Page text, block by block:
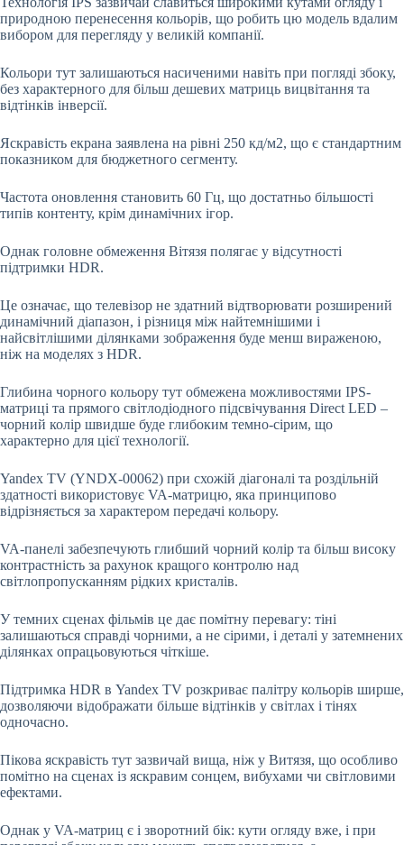
природною перенесення кольорів, що робить цю модель вдалим
вибором для перегляду у великій компанії.
Кольори тут залишаються насиченими навіть при погляді збоку,
без характерного для більш дешевих матриць вицвітання та
відтінків інверсії.
Яскравість екрана заявлена на рівні 250 кд/м2, що є стандартним
показником для бюджетного сегменту.
Частота оновлення становить 60 Гц, що достатньо більшості
типів контенту, крім динамічних ігор.
Однак головне обмеження Вітязя полягає у відсутності
підтримки HDR.
Це означає, що телевізор не здатний відтворювати розширений
динамічний діапазон, і різниця між найтемнішими і
найсвітлішими ділянками зображення буде менш вираженою,
ніж на моделях з HDR.
Глибина чорного кольору тут обмежена можливостями IPS-
матриці та прямого світлодіодного підсвічування Direct LED –
чорний колір швидше буде глибоким темно-сірим, що
характерно для цієї технології.
Yandex TV (YNDX-00062) при схожій діагоналі та роздільній
здатності використовує VA-матрицю, яка принципово
відрізняється за характером передачі кольору.
VA-панелі забезпечують глибший чорний колір та більш високу
контрастність за рахунок кращого контролю над
світлопропусканням рідких кристалів.
У темних сценах фільмів це дає помітну перевагу: тіні
залишаються справді чорними, а не сірими, і деталі у затемнених
ділянках опрацьовуються чіткіше.
Підтримка HDR в Yandex TV розкриває палітру кольорів ширше,
дозволяючи відображати більше відтінків у світлах і тінях
одночасно.
Пікова яскравість тут зазвичай вища, ніж у Витязя, що особливо
помітно на сценах із яскравим сонцем, вибухами чи світловими
ефектами.
Однак у VA-матриц є і зворотний бік: кути огляду вже, і при